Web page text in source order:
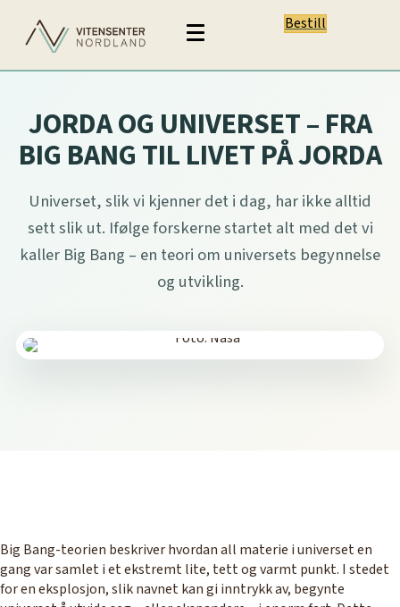
Bestill
JORDA OG UNIVERSET – FRA
BIG BANG TIL LIVET PÅ JORDA
Universet, slik vi kjenner det i dag, har ikke alltid
sett slik ut. Ifølge forskerne startet alt med det vi
kaller Big Bang – en teori om universets begynnelse
og utvikling.
Big Bang-teorien beskriver hvordan all materie i universet en
gang var samlet i et ekstremt lite, tett og varmt punkt. I stedet
for en eksplosjon, slik navnet kan gi inntrykk av, begynte